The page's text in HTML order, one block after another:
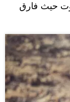
حيث فارق